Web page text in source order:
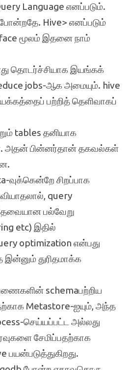
Language எனப்படும்.
Hive> எனப்படும்
மூலம் இதனை நாம்
தொடர்ச்சியாக இயங்கக்
jobs-ஆக அமையும். hive
பற்றித் தெளிவாகப்
tables தனியாக
அதன் பின்னர்தான் தகவல்கள்
வுக்கென்றே சிறப்பாக
query
பல்வேறு
etc) இதில்
optimization என்பது
துரிதமாக்க
schemaபற்றிய
Metastore-ஐயும், அந்த
செய்யப்பட்ட அல்லது
சேமிப்பதற்காக
பயன்படுத்துகிறது.